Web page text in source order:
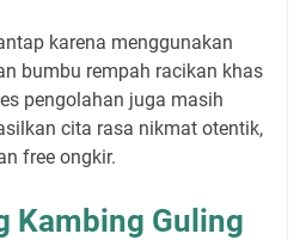
karena menggunakan
bumbu rempah racikan khas
pengolahan juga masih
cita rasa nikmat otentik,
free ongkir.
Kambing Guling